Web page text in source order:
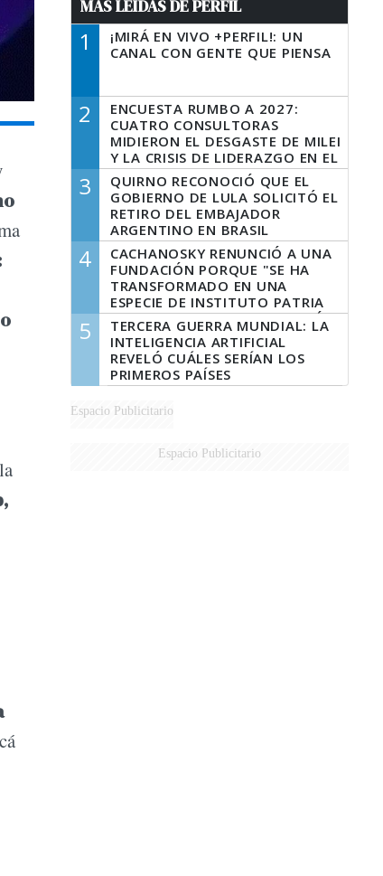
MÁS LEÍDAS DE PERFIL
1
¡MIRÁ EN VIVO +PERFIL!: UN
CANAL CON GENTE QUE PIENSA
2
ENCUESTA RUMBO A 2027:
CUATRO CONSULTORAS
MIDIERON EL DESGASTE DE MILEI
Y LA CRISIS DE LIDERAZGO EN EL
PERONISMO
3
QUIRNO RECONOCIÓ QUE EL
GOBIERNO DE LULA SOLICITÓ EL
RETIRO DEL EMBAJADOR
ARGENTINO EN BRASIL
4
CACHANOSKY RENUNCIÓ A UNA
FUNDACIÓN PORQUE "SE HA
TRANSFORMADO EN UNA
ESPECIE DE INSTITUTO PATRIA
INCONDICIONAL DE LA GESTIÓN
DE MILEI"
5
TERCERA GUERRA MUNDIAL: LA
INTELIGENCIA ARTIFICIAL
REVELÓ CUÁLES SERÍAN LOS
PRIMEROS PAÍSES
LATINOAMERICANOS EN SER
DERROTADOS
Espacio Publicitario
Espacio Publicitario